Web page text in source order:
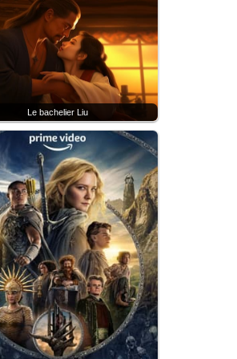
Le bachelier Liu